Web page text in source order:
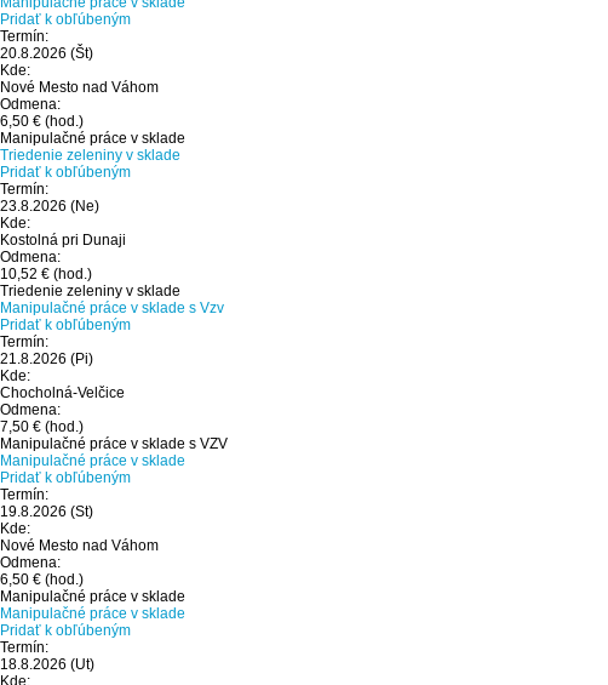
Pridať k obľúbeným
Termín:
20.8.2026 (Št)
Kde:
Nové Mesto nad Váhom
Odmena:
6,50 € (hod.)
Manipulačné práce v sklade
Triedenie zeleniny v sklade
Pridať k obľúbeným
Termín:
23.8.2026 (Ne)
Kde:
Kostolná pri Dunaji
Odmena:
10,52 € (hod.)
Triedenie zeleniny v sklade
Manipulačné práce v sklade s Vzv
Pridať k obľúbeným
Termín:
21.8.2026 (Pi)
Kde:
Chocholná-Velčice
Odmena:
7,50 € (hod.)
Manipulačné práce v sklade s VZV
Manipulačné práce v sklade
Pridať k obľúbeným
Termín:
19.8.2026 (St)
Kde:
Nové Mesto nad Váhom
Odmena:
6,50 € (hod.)
Manipulačné práce v sklade
Manipulačné práce v sklade
Pridať k obľúbeným
Termín:
18.8.2026 (Ut)
Kde: